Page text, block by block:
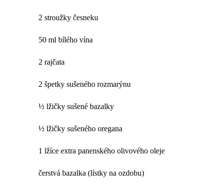
2 stroužky česneku
50 ml bílého vína
2 rajčata
2 špetky sušeného rozmarýnu
½ lžičky sušené bazalky
½ lžičky sušeného oregana
1 lžíce extra panenského olivového oleje
čerstvá bazalka (lístky na ozdobu)